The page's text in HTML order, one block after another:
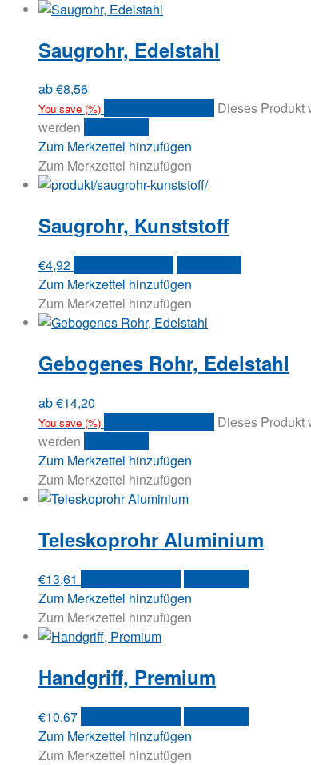
Saugrohr, Edelstahl
ab€8,56
You save (%)
Dieses Produkt
werden
Zum Merkzettel hinzufügen
Zum Merkzettel hinzufügen
Saugrohr, Kunststoff
€4,92
Zum Merkzettel hinzufügen
Zum Merkzettel hinzufügen
Gebogenes Rohr, Edelstahl
ab€14,20
You save (%)
Dieses Produkt
werden
Zum Merkzettel hinzufügen
Zum Merkzettel hinzufügen
Teleskoprohr Aluminium
€13,61
Zum Merkzettel hinzufügen
Zum Merkzettel hinzufügen
Handgriff, Premium
€10,67
Zum Merkzettel hinzufügen
Zum Merkzettel hinzufügen